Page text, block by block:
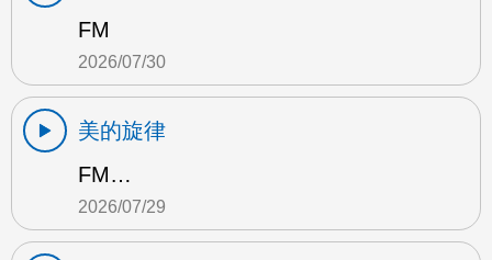
FM
2026/07/30
美的旋律
FM…
2026/07/29